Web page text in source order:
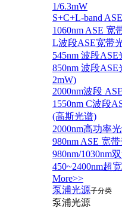
1/6.3mW
S+C+L-band
1060nm ASE 宽
L波段ASE宽带
545nm 波段
850nm 波段
2mW)
2000nm波段
1550nm C波段
(高斯光谱)
2000nm高功率
980nm ASE 宽
980nm/1030nm
450~2400nm超
More>>
泵浦光源子分类
泵浦光源